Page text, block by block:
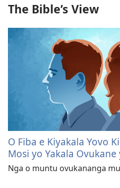
The Bible’s View
O Fiba e Kiyakala Yovo
Mosi yo Yakala
Nga o muntu ovukananga